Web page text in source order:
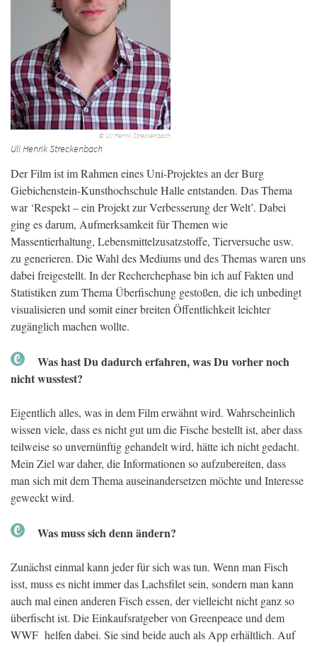
© Uli Henrik Streckenbach
Uli Henrik Streckenbach
Der Film ist im Rahmen eines Uni-Projektes an der Burg
Giebichenstein-Kunsthochschule Halle entstanden. Das Thema
war ‘Respekt – ein Projekt zur Verbesserung der Welt’. Dabei
ging es darum, Aufmerksamkeit für Themen wie
Massentierhaltung, Lebensmittelzusatzstoffe, Tierversuche usw.
zu generieren. Die Wahl des Mediums und des Themas waren uns
dabei freigestellt. In der Recherchephase bin ich auf Fakten und
Statistiken zum Thema Überfischung gestoßen, die ich unbedingt
visualisieren und somit einer breiten Öffentlichkeit leichter
zugänglich machen wollte.
Was hast Du dadurch erfahren, was Du vorher noch
nicht wusstest?
Eigentlich alles, was in dem Film erwähnt wird. Wahrscheinlich
wissen viele, dass es nicht gut um die Fische bestellt ist, aber dass
teilweise so unvernünftig gehandelt wird, hätte ich nicht gedacht.
Mein Ziel war daher, die Informationen so aufzubereiten, dass
man sich mit dem Thema auseinandersetzen möchte und Interesse
geweckt wird.
Was muss sich denn ändern?
Zunächst einmal kann jeder für sich was tun. Wenn man Fisch
isst, muss es nicht immer das Lachsfilet sein, sondern man kann
auch mal einen anderen Fisch essen, der vielleicht nicht ganz so
überfischt ist. Die Einkaufsratgeber von Greenpeace und dem
WWF helfen dabei. Sie sind beide auch als App erhältlich. Auf